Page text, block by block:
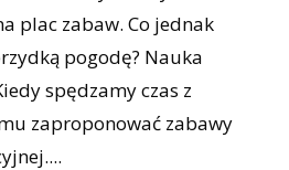
plac zabaw. Co jednak
pogodę? Nauka
spędzamy czas z
zaproponować zabawy